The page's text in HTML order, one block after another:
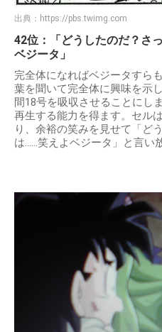
出典： https://pbs.twimg.com
42位：「どうしたのだ？さ
ベジータ」
完全体になればベジータすら
葉を聞いて完全体に興味を示
間18号を吸収させることにし
再生する能力を得ます。セル
り、余裕の笑みを見せて「ど
は……笑えよベジータ」と言い